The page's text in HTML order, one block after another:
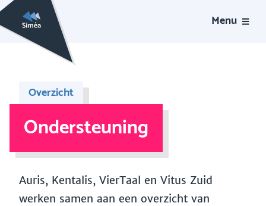
Menu
Overzicht
Ondersteuning
Auris, Kentalis, VierTaal en Vitus Zuid
werken samen aan een overzicht van